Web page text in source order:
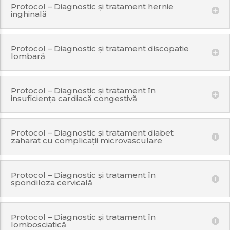
Protocol – Diagnostic și tratament hernie
inghinală
Protocol – Diagnostic și tratament discopatie
lombară
Protocol – Diagnostic și tratament în
insuficiența cardiacă congestivă
Protocol – Diagnostic și tratament diabet
zaharat cu complicații microvasculare
Protocol – Diagnostic și tratament în
spondiloza cervicală
Protocol – Diagnostic și tratament în
lombosciatică